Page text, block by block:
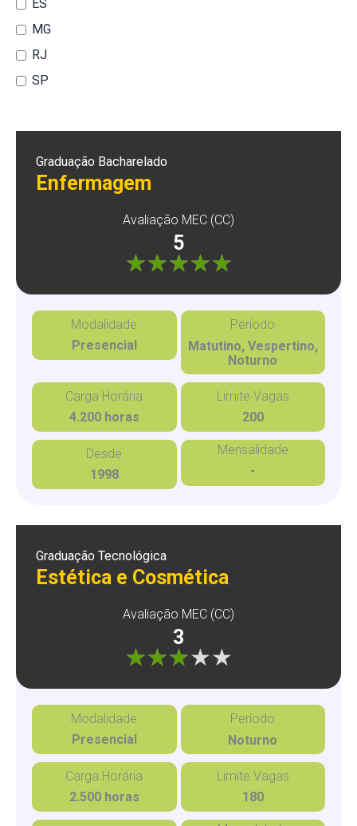
ES
MG
RJ
SP
Graduação Bacharelado
Enfermagem
Avaliação MEC (CC)
5
Modalidade
Presencial
Período
Matutino, Vespertino,
Noturno
Carga Horária
4.200 horas
Limite Vagas
200
Desde
1998
Mensalidade
-
Graduação Tecnológica
Estética e Cosmética
Avaliação MEC (CC)
3
Modalidade
Presencial
Período
Noturno
Carga Horária
2.500 horas
Limite Vagas
180